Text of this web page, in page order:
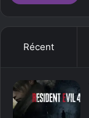
Récent